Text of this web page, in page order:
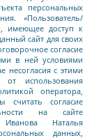
персональных
«Пользователь/
имеющее доступ к
сайт для своих
согласие
в ней условиями
несогласия с этими
от использования
оператора,
считать согласие
на сайте
Иванова Наталья
данных,